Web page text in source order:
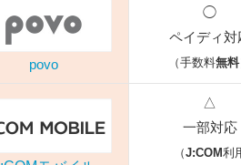
povo
◯
ペイディ対
（手数料無料
△
一部対応
（J:COM利